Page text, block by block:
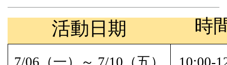
活動日期 時
7/06 （一）～ 7/10 （五） 10:00-